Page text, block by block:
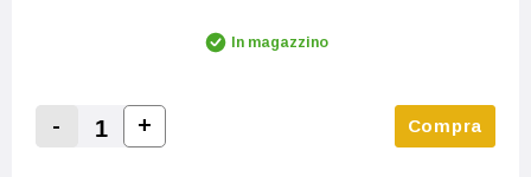
In magazzino
Decrease Quantity:
-
Increase Quantity:
+ Compra